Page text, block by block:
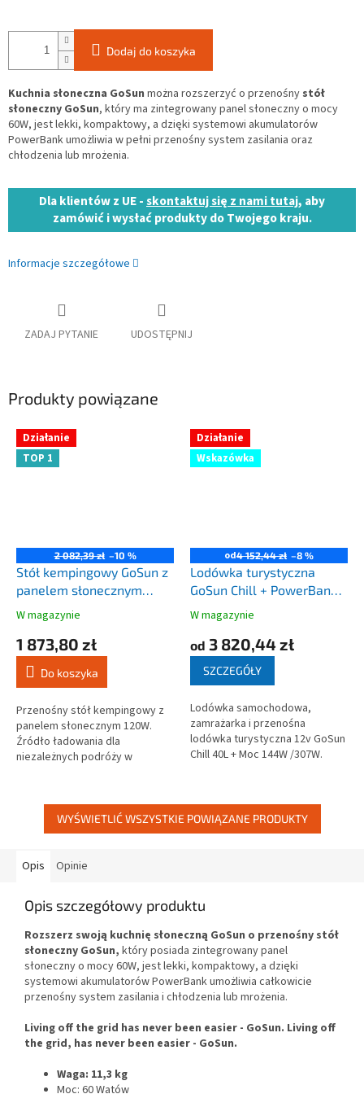
Dodaj do koszyka
Kuchnia słoneczna GoSun można rozszerzyć o przenośny stół
słoneczny GoSun, który ma zintegrowany panel słoneczny o mocy
60W, jest lekki, kompaktowy, a dzięki systemowi akumulatorów
PowerBank umożliwia w pełni przenośny system zasilania oraz
chłodzenia lub mrożenia.
Dla klientów z UE -skontaktuj się z nami tutaj, aby
zamówić i wysłać produkty do Twojego kraju.
Informacje szczegółowe
ZADAJ PYTANIE UDOSTĘPNIJ
Produkty powiązane
Działanie
TOP 1
2 082,39 zł –10 %
Stół kempingowy GoSun z
panelem słonecznym
Średnia
produktu
wynosi
3,7
5
gwiazdek.
W magazynie
1 873,80 zł
Do koszyka
Przenośny stół kempingowy z
panelem słonecznym 120W.
Źródło ładowania dla
niezależnych podróży w
zamówić i...
Działanie
Wskazówka
od4 152,44 zł –8 %
Lodówka turystyczna
GoSun Chill + PowerBank
144W / 307W - 40L 12V /
24V - 230V
Średnia
produktu
wynosi
5
gwiazdek.
W magazynie
od 3 820,44 zł
SZCZEGÓŁY
Lodówka samochodowa,
zamrażarka i przenośna
lodówka turystyczna 12v GoSun
Chill 40L + Moc 144W /307W.
na słońcu dzięki...
WYŚWIETLIĆ WSZYSTKIE POWIĄZANE PRODUKTY
Opis Opinie
Opis szczegółowy produktu
Rozszerz swoją kuchnię słoneczną GoSun o przenośny stół
słoneczny GoSun, który posiada zintegrowany panel
słoneczny o mocy 60W, jest lekki, kompaktowy, a dzięki
systemowi akumulatorów PowerBank umożliwia całkowicie
przenośny system zasilania i chłodzenia lub mrożenia.
Living off the grid has never been easier - GoSun. Living off
the grid, has never been easier - GoSun.
Waga: 11,3 kg
Moc: 60 Watów